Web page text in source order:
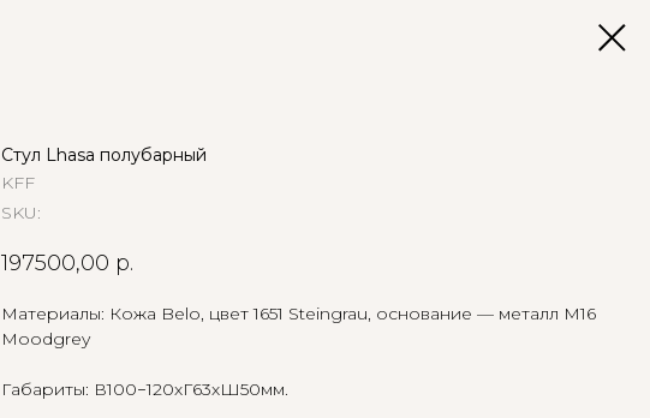
Стул Lhasa полубарный
KFF
SKU:
197500,00 р.
Материалы: Кожа Belo, цвет 1651 Steingrau, основание — металл M16
Moodgrey
Габариты: В100−120хГ63хШ50мм.